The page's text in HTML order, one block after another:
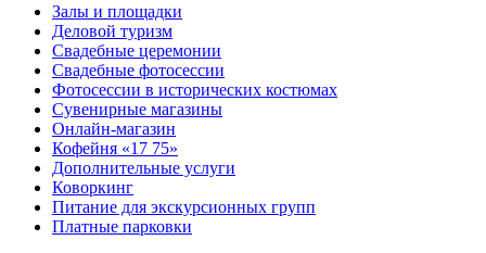
Залы и площадки
Деловой туризм
Свадебные церемонии
Свадебные фотосессии
Фотосессии в исторических костюмах
Сувенирные магазины
Онлайн-магазин
Кофейня «17 75»
Дополнительные услуги
Коворкинг
Питание для экскурсионных групп
Платные парковки